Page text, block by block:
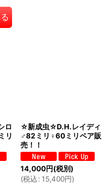
ロ
リ
☆新成虫☆D.H.レイディ
♂82ミリ♀60ミリペア販
売！！
14,000円(税別)
(税込 : 15,400円)